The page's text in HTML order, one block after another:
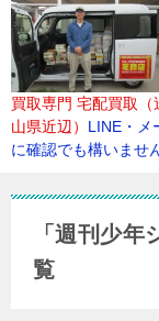
買取専門 宅配買取（
山県近辺） LINE・メ
に確認でも構いませ
「週刊少
覧